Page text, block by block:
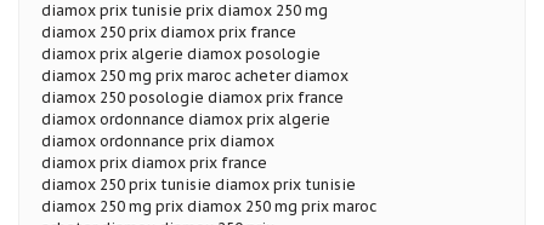
diamox prix tunisie prix diamox 250 mg
diamox 250 prix diamox prix france
diamox prix algerie diamox posologie
diamox 250 mg prix maroc acheter diamox
diamox 250 posologie diamox prix france
diamox ordonnance diamox prix algerie
diamox ordonnance prix diamox
diamox prix diamox prix france
diamox 250 prix tunisie diamox prix tunisie
diamox 250 mg prix diamox 250 mg prix maroc